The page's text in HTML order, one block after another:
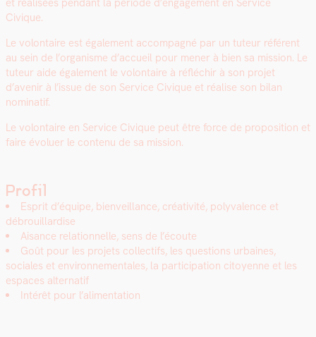
et réal­isées pen­dant la péri­ode d’en­gage­ment en Ser­vice
Civique.
Le volon­taire est égale­ment accom­pa­g­né par un tuteur référent
au sein de l’or­gan­isme d’ac­cueil pour men­er à bien sa mis­sion. Le
tuteur aide égale­ment le volon­taire à réfléchir à son pro­jet
d’avenir à l’is­sue de son Ser­vice Civique et réalise son bilan
nom­i­natif.
Le volon­taire en Ser­vice Civique peut être force de propo­si­tion et
faire évoluer le con­tenu de sa mis­sion.
Profil
Esprit d’équipe, bien­veil­lance, créa­tiv­ité, poly­va­lence et
débrouil­lardise
Aisance rela­tion­nelle, sens de l’écoute
Goût pour les pro­jets col­lec­tifs, les ques­tions urbaines,
sociales et envi­ron­nemen­tales, la par­tic­i­pa­tion citoyenne et les
espaces alter­natif
Intérêt pour l’alimentation